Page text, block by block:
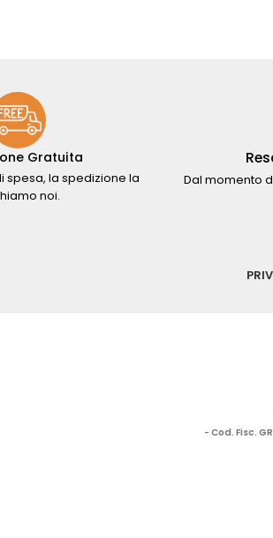
Gratuita
spesa, la spedizione la
noi.
Dal momento
- Cod. Fisc.